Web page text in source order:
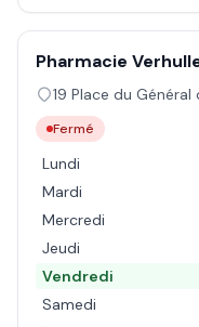
Pharmacie
19 Place du Général
Fermé
Lundi
Mardi
Mercredi
Jeudi
Vendredi
Samedi